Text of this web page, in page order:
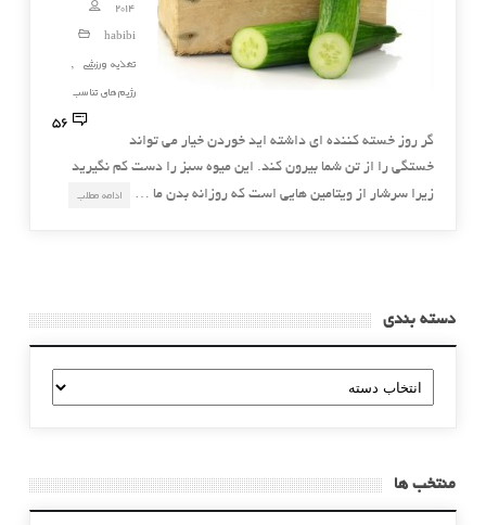
2014
habibi
تغذیه ورزشی
,
رژیم های تناسب
56
گر روز خسته کننده ای داشته اید خوردن خیار می تواند
خستگی را از تن شما بیرون کند. این میوه سبز را دست کم نگیرید
زیرا سرشار از ویتامین هایی است که روزانه بدن ما …
ادامه مطلب
دسته بندی
دسته
بندی
منتخب ها